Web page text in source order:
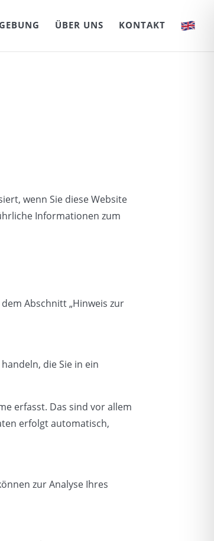
ÜBER UNS KONTAKT
wenn Sie diese Website
Informationen zum
Abschnitt „Hinweis zur
die Sie in ein
erfasst. Das sind vor allem
erfolgt automatisch,
zur Analyse Ihres